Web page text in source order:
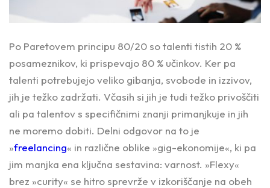
Po Paretovem principu 80/20 so talenti tistih 20 %
posameznikov, ki prispevajo 80 % učinkov. Ker pa
talenti potrebujejo veliko gibanja, svobode in izzivov,
jih je težko zadržati. Včasih si jih je tudi težko privoščiti
ali pa talentov s specifičnimi znanji primanjkuje in jih
ne moremo dobiti. Delni odgovor na to je
»freelancing« in različne oblike »gig-ekonomije«, ki pa
jim manjka ena ključna sestavina: varnost. »Flexy«
brez »curity« se hitro sprevrže v izkoriščanje na obeh